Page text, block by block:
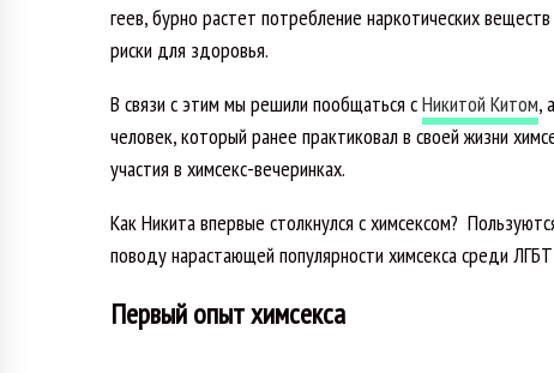
геев, бурно растет потребление наркотических
риски для здоровья.
В связи с этим мы решили пообщаться сНикитой Китом,
человек, который ранее практиковал в своей жизни
участия в химсекс-вечеринках.
Как Никита впервые столкнулся с химсексом?
поводу нарастающей популярности химсекса среди
Первый опыт химсекса